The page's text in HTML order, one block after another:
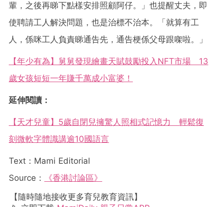
輩，之後再睇下點樣安排照顧阿仔。」也提醒丈夫，即
使聘請工人解決問題，也是治標不治本。「就算有工
人，係咪工人負責睇通告先，通告梗係父母跟㗎啦。」
【年少有為】舅舅發現繪畫天賦鼓勵投入NFT市場 13
歲女孩短短一年賺千萬成小富婆！
延伸閱讀：
【天才兒童】5歲自閉兒擁驚人照相式記憶力 輕鬆復
刻微軟字體識講逾10國語言
Text：Mami Editorial
Source：
《香港討論區》
【隨時隨地接收更多育兒教育資訊】